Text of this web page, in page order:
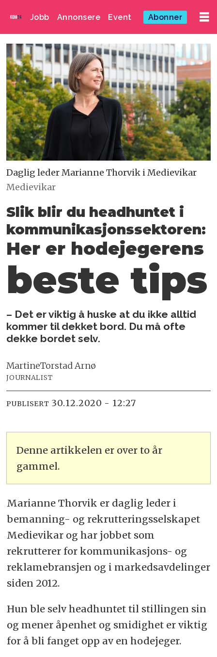
Jobb Annonsere Event Abonner
Daglig leder Marianne Thorvik i Medievikar
Medievikar
Slik blir du headhuntet i
kommunikasjonssektoren:
Her er hodejegerens
beste tips
– Det er viktig å huske at du ikke alltid
kommer til dekket bord. Du må ofte
dekke bordet selv.
MartineTorstad Arnø
JOURNALIST
PUBLISERT 30.12.2020 - 12:27
Denne artikkelen er over to år
gammel.
Marianne Thorvik er daglig leder i
bemanning- og rekrutteringsselskapet
Medievikar og har jobbet som
rekrutterer for kommunikasjons- og
reklamebransjen og i markedsavdelinger
siden 2012.
Hun ble selv headhuntet til stillingen sin
og mener åpenhet og smidighet er viktig
for å bli fanget opp av en hodejeger.